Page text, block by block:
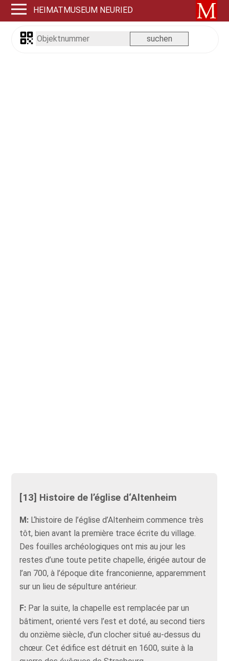
HEIMATMUSEUM NEURIED
[13] Histoire de l’église d‘Altenheim
M: L‘histoire de l’église d’Altenheim commence très
tôt, bien avant la première trace écrite du village.
Des fouilles archéologiques ont mis au jour les
restes d’une toute petite chapelle, érigée autour de
l’an 700, à l’époque dite franconienne, apparemment
sur un lieu de sépulture antérieur.
F: Par la suite, la chapelle est remplacée par un
bâtiment, orienté vers l’est et doté, au second tiers
du onzième siècle, d’un clocher situé au-dessus du
chœur. Cet édifice est détruit en 1600, suite à la